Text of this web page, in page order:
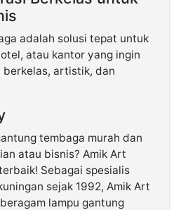
adalah solusi tepat untuk
atau kantor yang ingin
berkelas, artistik, dan
tembaga murah dan
atau bisnis? Amik Art
Sebagai spesialis
sejak 1992, Amik Art
lampu gantung